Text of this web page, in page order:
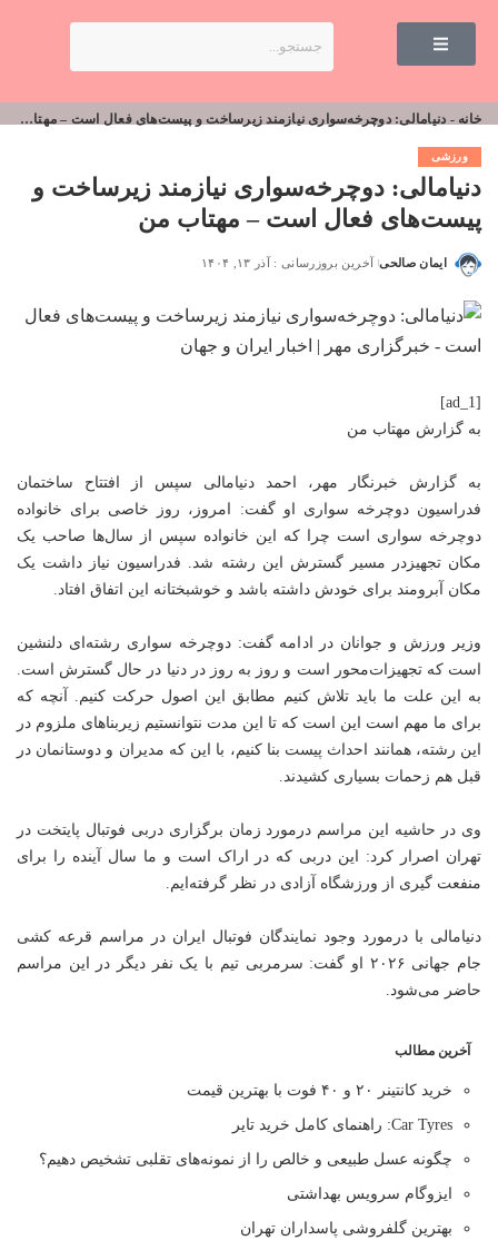
خانه - دنیامالی: دوچرخه‌سواری نیازمند زیرساخت و پیست‌های فعال است – مهتاب من
ورزشی
دنیامالی: دوچرخه‌سواری نیازمند زیرساخت و
پیست‌های فعال است – مهتاب من
ایمان صالحی آخرین بروزرسانی : آذر ۱۳, ۱۴۰۴
[ad_1]
به گزارش مهتاب من
به گزارش خبرنگار مهر، احمد دنیامالی سپس از افتتاح ساختمان
فدراسیون دوچرخه سواری او گفت: امروز، روز خاصی برای خانواده
دوچرخه سواری است چرا که این خانواده سپس از سال‌ها صاحب یک
مکان تجهیزدر مسیر گسترش این رشته شد. فدراسیون نیاز داشت یک
مکان آبرومند برای خودش داشته باشد و خوشبختانه این اتفاق افتاد.
وزیر ورزش و جوانان در ادامه گفت: دوچرخه سواری رشته‌ای دلنشین
است که تجهیزات‌محور است و روز به روز در دنیا در حال گسترش است.
به این علت ما باید تلاش کنیم مطابق این اصول حرکت کنیم. آنچه که
برای ما مهم است این است که تا این مدت نتوانستیم زیربناهای ملزوم در
این رشته، همانند احداث پیست بنا کنیم، با این که مدیران و دوستانمان در
قبل هم زحمات بسیاری کشیدند.
وی در حاشیه این مراسم درمورد زمان برگزاری دربی فوتبال پایتخت در
تهران اصرار کرد: این دربی که در اراک است و ما سال آینده را برای
منفعت گیری از ورزشگاه آزادی در نظر گرفته‌ایم.
دنیامالی با درمورد وجود نمایندگان فوتبال ایران در مراسم قرعه کشی
جام جهانی ۲۰۲۶ او گفت: سرمربی تیم با یک نفر دیگر در این مراسم
حاضر می‌شود.
آخرین مطالب
خرید کانتینر ۲۰ و ۴۰ فوت با بهترین قیمت
Car Tyres: راهنمای کامل خرید تایر
چگونه عسل طبیعی و خالص را از نمونه‌های تقلبی تشخیص دهیم؟
ایزوگام سرویس بهداشتی
بهترین گلفروشی پاسداران تهران